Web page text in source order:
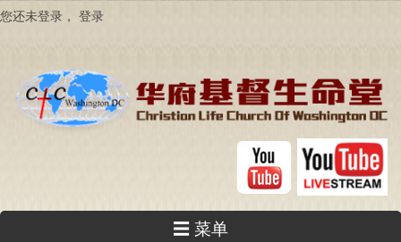
跳
您还未登录， 登录
☰ 菜单